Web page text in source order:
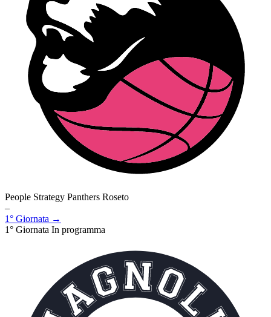
People Strategy Panthers Roseto
–
1° Giornata →
1° Giornata In programma